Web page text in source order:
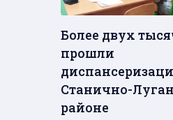
Более двух
прошли
Станично-
районе